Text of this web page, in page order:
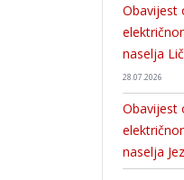
Obavijest
naselja
28.07.2026
Obavijest
naselja